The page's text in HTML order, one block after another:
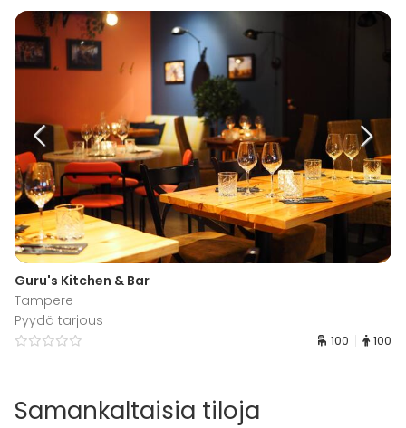
Guru's Kitchen & Bar
Tampere
Pyydä tarjous
100 100
Samankaltaisia tiloja